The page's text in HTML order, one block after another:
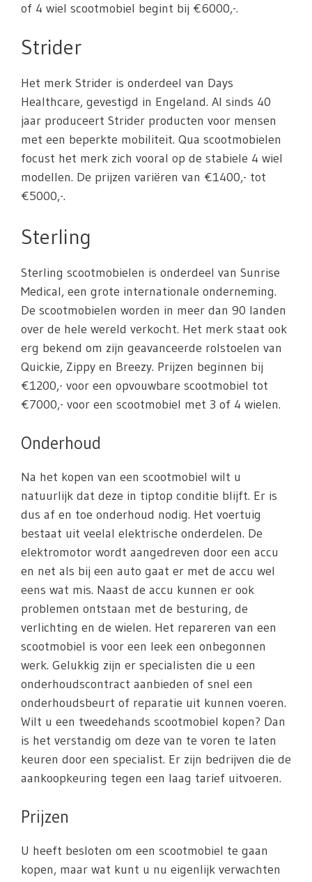
of 4 wiel scootmobiel begint bij €6000,-.
Strider
Het merk Strider is onderdeel van Days
Healthcare, gevestigd in Engeland. Al sinds 40
jaar produceert Strider producten voor mensen
met een beperkte mobiliteit. Qua scootmobielen
focust het merk zich vooral op de stabiele 4 wiel
modellen. De prijzen variëren van €1400,- tot
€5000,-.
Sterling
Sterling scootmobielen is onderdeel van Sunrise
Medical, een grote internationale onderneming.
De scootmobielen worden in meer dan 90 landen
over de hele wereld verkocht. Het merk staat ook
erg bekend om zijn geavanceerde rolstoelen van
Quickie, Zippy en Breezy. Prijzen beginnen bij
€1200,- voor een opvouwbare scootmobiel tot
€7000,- voor een scootmobiel met 3 of 4 wielen.
Onderhoud
Na het kopen van een scootmobiel wilt u
natuurlijk dat deze in tiptop conditie blijft. Er is
dus af en toe onderhoud nodig. Het voertuig
bestaat uit veelal elektrische onderdelen. De
elektromotor wordt aangedreven door een accu
en net als bij een auto gaat er met de accu wel
eens wat mis. Naast de accu kunnen er ook
problemen ontstaan met de besturing, de
verlichting en de wielen. Het repareren van een
scootmobiel is voor een leek een onbegonnen
werk. Gelukkig zijn er specialisten die u een
onderhoudscontract aanbieden of snel een
onderhoudsbeurt of reparatie uit kunnen voeren.
Wilt u een tweedehands scootmobiel kopen? Dan
is het verstandig om deze van te voren te laten
keuren door een specialist. Er zijn bedrijven die de
aankoopkeuring tegen een laag tarief uitvoeren.
Prijzen
U heeft besloten om een scootmobiel te gaan
kopen, maar wat kunt u nu eigenlijk verwachten